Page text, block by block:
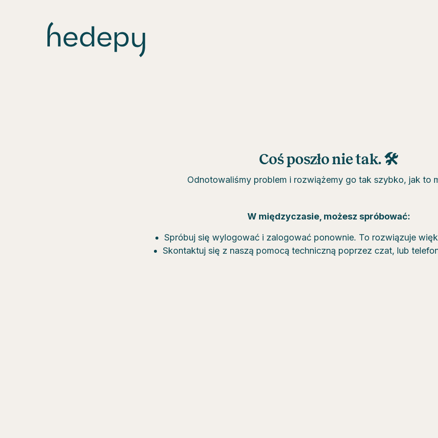
Coś poszło nie tak. 🛠
Odnotowaliśmy problem i rozwiążemy go tak szybko, jak to
W międzyczasie, możesz spróbować:
Spróbuj się wylogować i zalogować ponownie. To rozwiązuje
Skontaktuj się z naszą pomocą techniczną poprzez czat, lub